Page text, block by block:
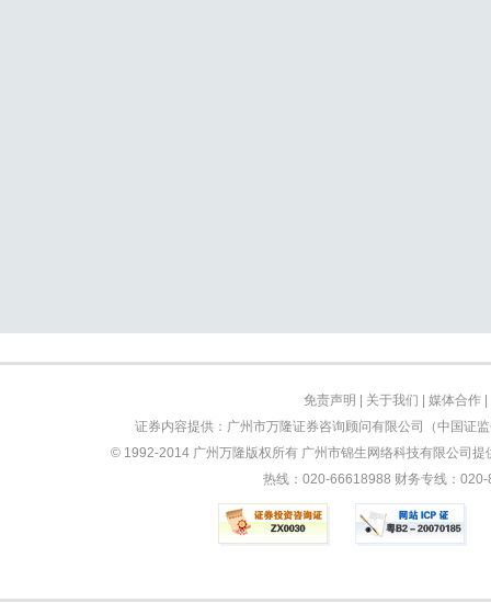
免责声明 关于我们 媒体合作|
证券内容提供：广州市万隆证券咨询顾问有限公司（中国证
© 1992-2014 广州万隆版权所有 广州市锦生网络科技有限公司
热线：020-66618988 财务专线：